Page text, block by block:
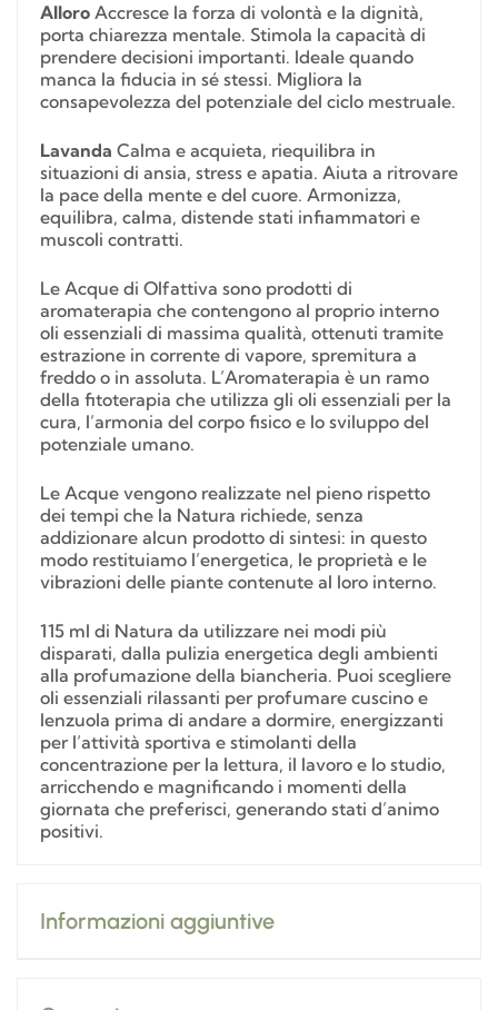
Alloro Accresce la forza di volontà e la dignità,
porta chiarezza mentale. Stimola la capacità di
prendere decisioni importanti. Ideale quando
manca la fiducia in sé stessi. Migliora la
consapevolezza del potenziale del ciclo mestruale.
Lavanda Calma e acquieta, riequilibra in
situazioni di ansia, stress e apatia. Aiuta a ritrovare
la pace della mente e del cuore. Armonizza,
equilibra, calma, distende stati infiammatori e
muscoli contratti.
Le Acque di Olfattiva sono prodotti di
aromaterapia che contengono al proprio interno
oli essenziali di massima qualità, ottenuti tramite
estrazione in corrente di vapore, spremitura a
freddo o in assoluta. L’Aromaterapia è un ramo
della fitoterapia che utilizza gli oli essenziali per la
cura, l’armonia del corpo fisico e lo sviluppo del
potenziale umano.
Le Acque vengono realizzate nel pieno rispetto
dei tempi che la Natura richiede, senza
addizionare alcun prodotto di sintesi: in questo
modo restituiamo l’energetica, le proprietà e le
vibrazioni delle piante contenute al loro interno.
115 ml di Natura da utilizzare nei modi più
disparati, dalla pulizia energetica degli ambienti
alla profumazione della biancheria. Puoi scegliere
oli essenziali rilassanti per profumare cuscino e
lenzuola prima di andare a dormire, energizzanti
per l’attività sportiva e stimolanti della
concentrazione per la lettura, il lavoro e lo studio,
arricchendo e magnificando i momenti della
giornata che preferisci, generando stati d’animo
positivi.
Informazioni aggiuntive